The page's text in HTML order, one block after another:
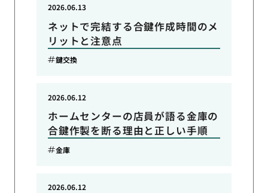
ネットで完結する合鍵作成時間のメ
リットと注意点
2026.06.13
鍵交換
ホームセンターの店員が語る金庫の
合鍵作製を断る理由と正しい手順
2026.06.12
金庫
2026.06.12